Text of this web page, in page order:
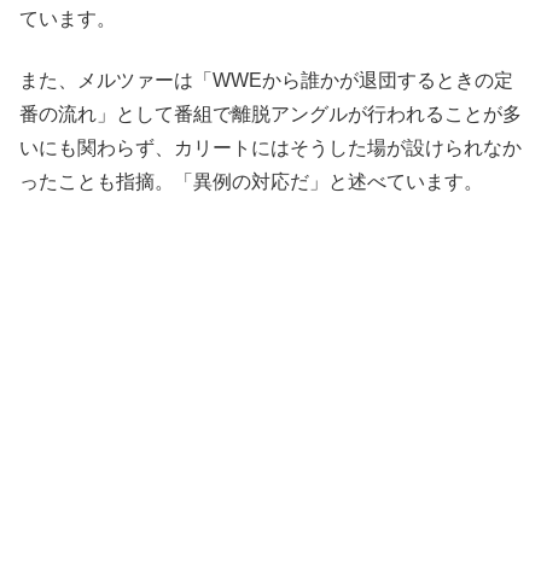
ています。
また、メルツァーは「WWEから誰かが退団するときの定
番の流れ」として番組で離脱アングルが行われることが多
いにも関わらず、カリートにはそうした場が設けられなか
ったことも指摘。「異例の対応だ」と述べています。